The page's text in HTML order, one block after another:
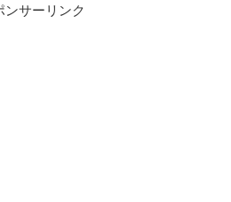
ンサーリンク